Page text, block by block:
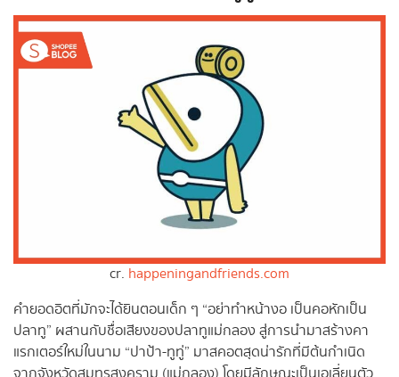
cr. happeningandfriends.com
คำยอดอิตที่มักจะได้ยินตอนเด็ก ๆ “อย่าทำหน้างอ เป็นคอหักเป็น
ปลาทู” ผสานกับชื่อเสียงของปลาทูแม่กลอง สู่การนำมาสร้างคา
แรกเตอร์ใหม่ในนาม “ปาป้า-ทูทู่” มาสคอตสุดน่ารักที่มีต้นกำเนิด